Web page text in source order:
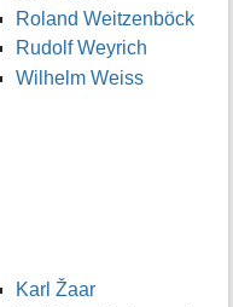
Roland Weitzenböck
Rudolf Weyrich
Wilhelm Weiss
Karl Žaar